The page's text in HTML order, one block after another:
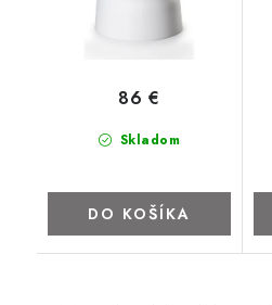
Skladom
86 €
DO KOŠÍKA